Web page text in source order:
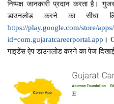
निष्पक्ष जानकारी प्रदान करता है।
डाउनलोड करने का सीधा
https://play.google.com/store/
id=com.gujaratcareerportal.app ।
गाइडेंस ऐप डाउनलोड करने का पेज